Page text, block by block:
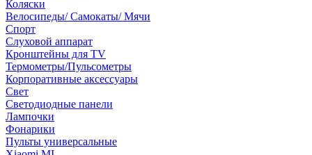
Коляски
Велосипеды/ Самокаты/ Мячи
Спорт
Слуховой аппарат
Кронштейны для TV
Термометры/Пульсометры
Корпоративные аксессуары
Свет
Светодиодные панели
Лампочки
Фонарики
Пульты универсальные